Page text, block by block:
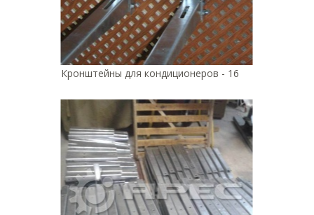
Кронштейны для кондиционеров - 16